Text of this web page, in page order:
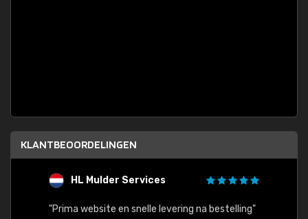
KLANTBEOORDELINGEN
HL Mulder Services
"Prima website en snelle levering na bestelling"